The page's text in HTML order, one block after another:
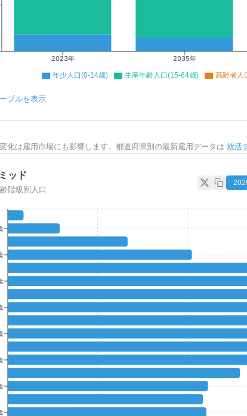
2023年 2035年
年少人口(0-14歳) 生産年齢人口(15-64歳) 高齢者人
ブルを表示
化は雇用市場にも影響します。都道府県別の最新雇用データは 就活
ッド
階級別人口